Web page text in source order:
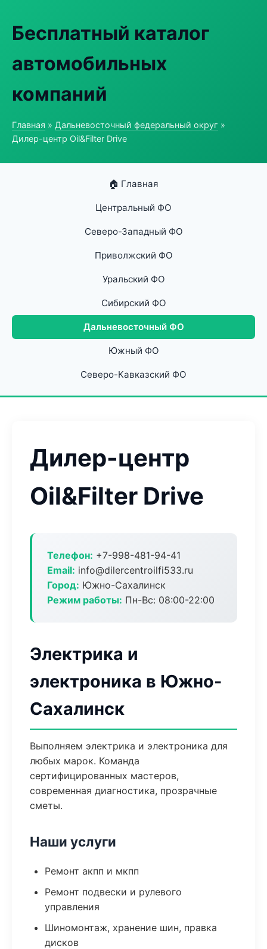
Бесплатный каталог
автомобильных
компаний
Главная » Дальневосточный федеральный округ »
Дилер-центр Oil&Filter Drive
🏠 Главная
Центральный ФО
Северо-Западный ФО
Приволжский ФО
Уральский ФО
Сибирский ФО
Дальневосточный ФО
Южный ФО
Северо-Кавказский ФО
Дилер-центр
Oil&Filter Drive
Телефон: +7-998-481-94-41
Email: info@dilercentroilfi533.ru
Город: Южно-Сахалинск
Режим работы: Пн-Вс: 08:00-22:00
Электрика и
электроника в Южно-
Сахалинск
Выполняем электрика и электроника для
любых марок. Команда
сертифицированных мастеров,
современная диагностика, прозрачные
сметы.
Наши услуги
Ремонт акпп и мкпп
Ремонт подвески и рулевого
управления
Шиномонтаж, хранение шин, правка
дисков